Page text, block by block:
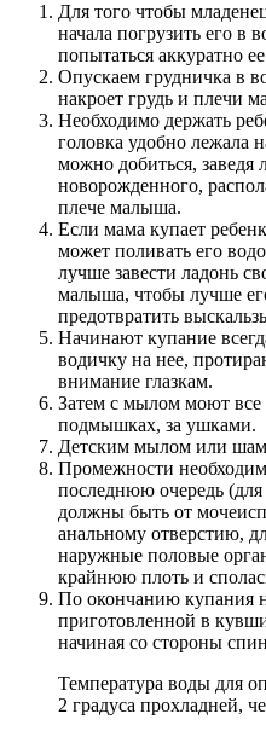
Для того чтобы
начала погрузить его в
попытаться аккуратно
Опускаем грудничка в
накроет грудь и плечи
Необходимо держать
головка удобно лежала
можно добиться, заведя
новорожденного,
плече малыша.
Если мама купает
может поливать его
лучше завести ладонь
малыша, чтобы лучше
предотвратить
Начинают купание
водичку на нее,
внимание глазкам.
Затем с мылом моют все
подмышках, за ушками.
Детским мылом или
Промежности
последнюю очередь
должны быть от
анальному отверстию,
наружные половые
крайнюю плоть и
По окончанию купания
приготовленной в
начиная со стороны
Температура воды для
2 градуса прохладней,